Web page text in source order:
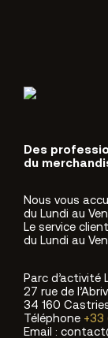
Des
du
Nous vous
du Lundi au
Le service
du Lundi au
Parc d’activité
27 rue de
34 160
Téléphone +33
Email :